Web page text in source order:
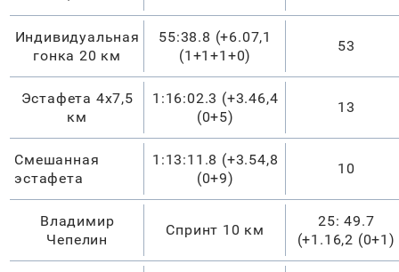
Индивидуальная
гонка 20 км
55:38.8 (+6.07,1
(1+1+1+0)
53
Эстафета 4х7,5
км
1:16:02.3 (+3.46,4
(0+5)
13
Смешанная
эстафета
1:13:11.8 (+3.54,8
(0+9)
10
Владимир
Чепелин
Спринт 10 км
25: 49.7
(+1.16,2 (0+1)